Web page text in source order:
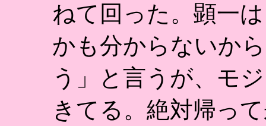
ねて回った。顕一
かも分からないか
う」と言うが、モ
きてる。絶対帰っ